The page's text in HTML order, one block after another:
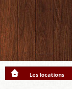
Les locations